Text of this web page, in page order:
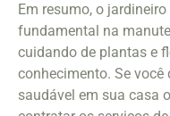
Em resumo, o
fundamental na
cuidando de plantas e
conhecimento. Se
saudável em sua casa